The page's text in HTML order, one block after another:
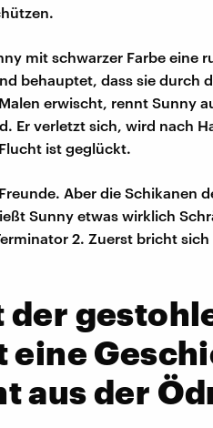
mit schwarzer Farbe eine
behauptet, dass sie durch
erwischt, rennt Sunny
Er verletzt sich, wird nach
ist geglückt.
Aber die Schikanen
Sunny etwas wirklich
2. Zuerst bricht
der
aus der